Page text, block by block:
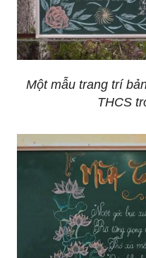
Một mẫu trang trí
THCS